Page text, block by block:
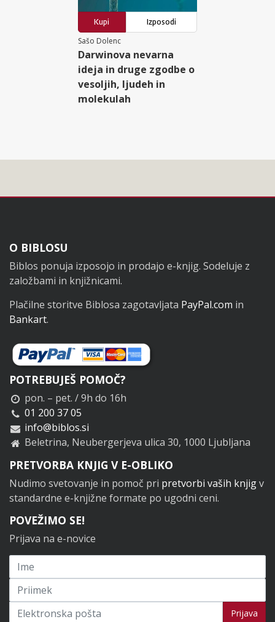
Kupi
Izposodi
Sašo Dolenc
Darwinova nevarna
ideja in druge zgodbe o
vesoljih, ljudeh in
molekulah
Noga
O BIBLOSU
Biblos ponuja izposojo in prodajo e-knjig. Sodeluje z
založbami in knjižnicami.
Plačilne storitve Biblosa zagotavljata PayPal.com in
Bankart.
POTREBUJEŠ POMOČ?
pon. – pet. / 9h do 16h
01 200 37 05
info@biblos.si
Beletrina, Neubergerjeva ulica 30, 1000 Ljubljana
PRETVORBA KNJIG V E-OBLIKO
Nudimo svetovanje in pomoč pri pretvorbi vaših knjigv
standardne e-knjižne formate po ugodni ceni.
POVEŽIMO SE!
Prijava na e-novice
Prijavi se na novice Prijava